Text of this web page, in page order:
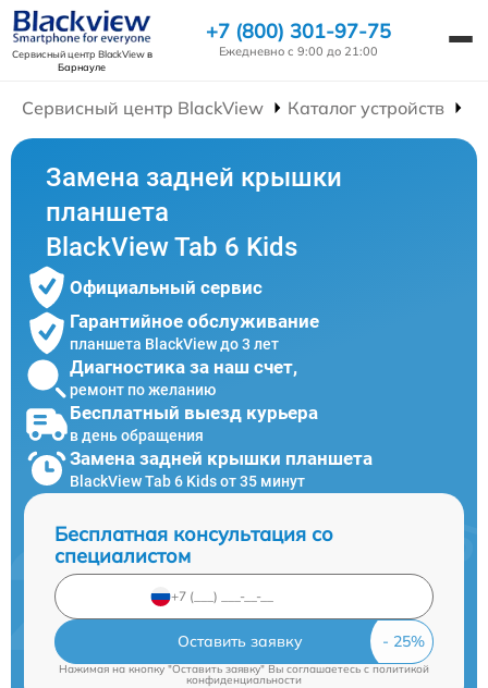
Сервисный центр BlackViewв
Барнауле
+7 (800) 301-97-75
Ежедневно с 9:00 до 21:00
Сервисный центр BlackView Каталог устройств
Замена задней крышки
планшета
BlackView Tab 6 Kids
Официальный сервис
Гарантийное обслуживание
планшета BlackView до 3 лет
Диагностика за наш счет,
ремонт по желанию
Бесплатный выезд курьера
в день обращения
Замена задней крышки планшета
BlackView Tab 6 Kids от 35 минут
Бесплатная консультация со
специалистом
Оставить заявку
Нажимая на кнопку "Оставить заявку" Вы соглашаетесь cполитикой
конфиденциальности